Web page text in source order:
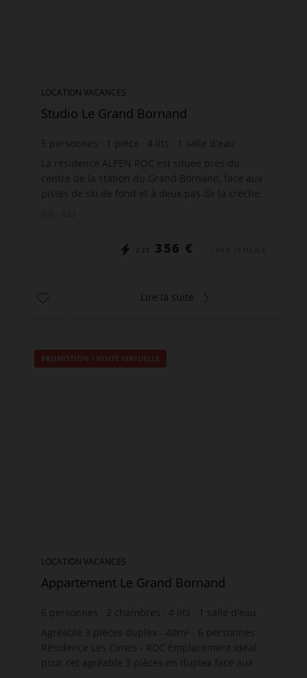
LOCATION VACANCES
Studio Le Grand Bornand
5 personnes pièce 4 lits
salle d'eau
La résidence ALPEN ROC est située près du
centre de la station du Grand Bornand, face aux
pistes de ski de fond et à deux pas de la crèche.
DÈS 356 € / PAR SEMAINE
Lire la suite
PROMOTION / VISITE VIRTUELLE
LOCATION VACANCES
Appartement Le Grand Bornand
6 personnes 2 chambres 4 lits
salle d'eau
Agréable 3 pièces duplex - 40m² - 6 personnes
Résidence Les Cimes - RDC Emplacement idéal
pour cet agréable 3 pièces en duplex face aux